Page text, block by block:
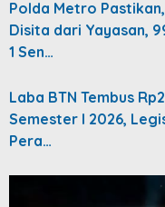
Polda Metro
Disita dari Yayasan,
1 Sen…
Laba BTN Tembus
Semester I 2026,
Pera…